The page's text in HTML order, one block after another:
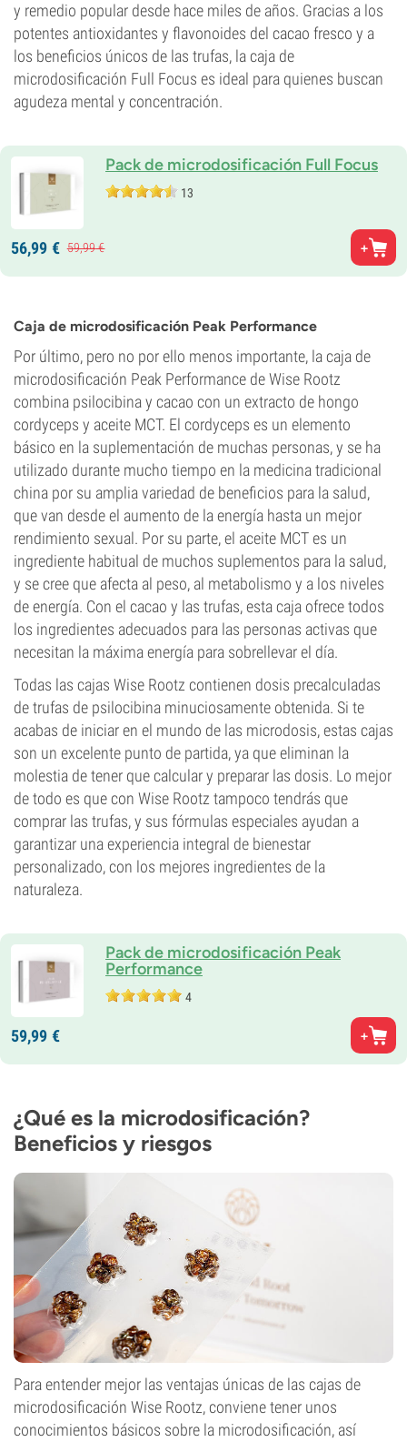
y remedio popular desde hace miles de años. Gracias a los
potentes antioxidantes y flavonoides del cacao fresco y a
los beneficios únicos de las trufas, la caja de
microdosificación Full Focus es ideal para quienes buscan
agudeza mental y concentración.
Pack de microdosificación Full Focus
13
56,99 € 59,99€
Caja de microdosificación Peak Performance
Por último, pero no por ello menos importante, la caja de
microdosificación Peak Performance de Wise Rootz
combina psilocibina y cacao con un extracto de hongo
cordyceps y aceite MCT. El cordyceps es un elemento
básico en la suplementación de muchas personas, y se ha
utilizado durante mucho tiempo en la medicina tradicional
china por su amplia variedad de beneficios para la salud,
que van desde el aumento de la energía hasta un mejor
rendimiento sexual. Por su parte, el aceite MCT es un
ingrediente habitual de muchos suplementos para la salud,
y se cree que afecta al peso, al metabolismo y a los niveles
de energía. Con el cacao y las trufas, esta caja ofrece todos
los ingredientes adecuados para las personas activas que
necesitan la máxima energía para sobrellevar el día.
Todas las cajas Wise Rootz contienen dosis precalculadas
de trufas de psilocibina minuciosamente obtenida. Si te
acabas de iniciar en el mundo de las microdosis, estas cajas
son un excelente punto de partida, ya que eliminan la
molestia de tener que calcular y preparar las dosis. Lo mejor
de todo es que con Wise Rootz tampoco tendrás que
comprar las trufas, y sus fórmulas especiales ayudan a
garantizar una experiencia integral de bienestar
personalizado, con los mejores ingredientes de la
naturaleza.
Pack de microdosificación Peak
Performance
4
59,99 €
¿Qué es la microdosificación?
Beneficios y riesgos
Para entender mejor las ventajas únicas de las cajas de
microdosificación Wise Rootz, conviene tener unos
conocimientos básicos sobre la microdosificación, así